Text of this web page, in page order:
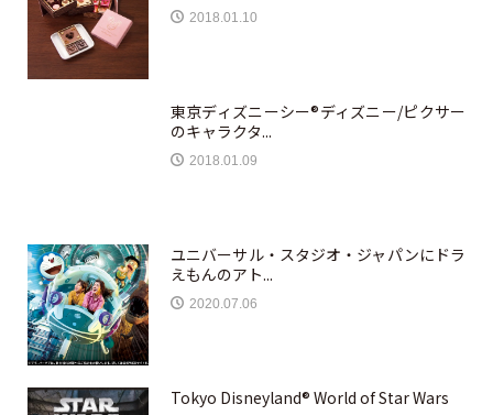
2018.01.10
東京ディズニーシー®ディズニー/ピクサー
のキャラクタ...
2018.01.09
ユニバーサル・スタジオ・ジャパンにドラ
えもんのアト...
2020.07.06
Tokyo Disneyland® World of Star Wars